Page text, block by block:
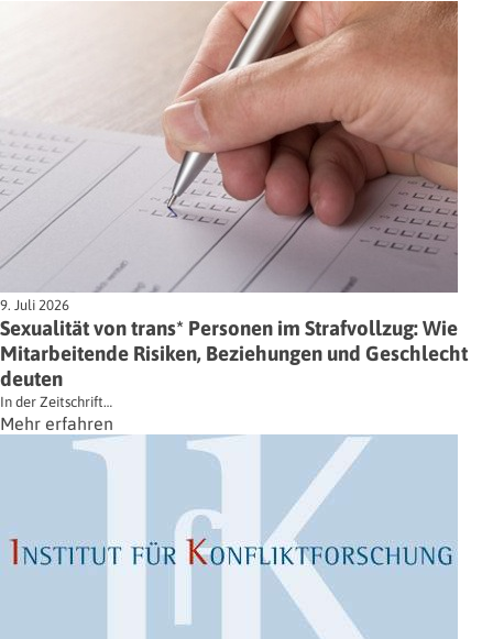
9. Juli 2026
Sexualität von trans* Personen im Strafvollzug: Wie
Mitarbeitende Risiken, Beziehungen und Geschlecht
deuten
In der Zeitschrift…
Mehr erfahren